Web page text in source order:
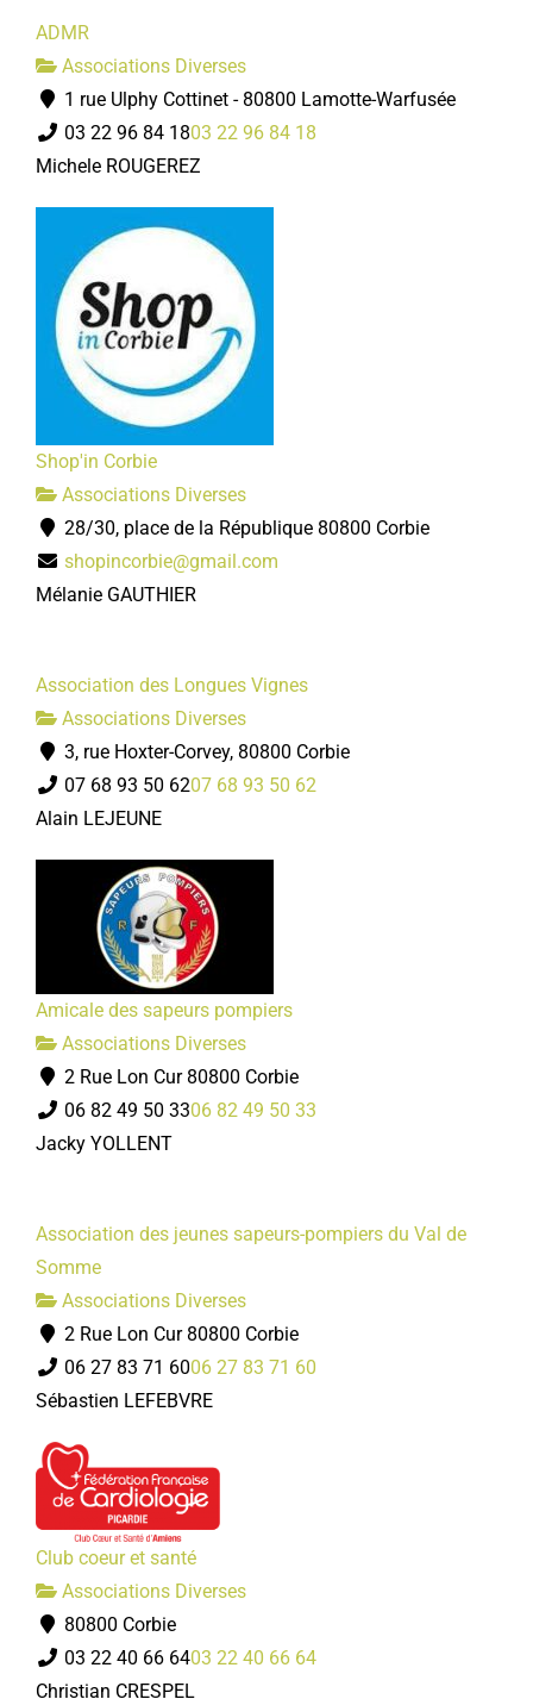
ADMR
Associations Diverses
1 rue Ulphy Cottinet - 80800 Lamotte-Warfusée
03 22 96 84 1803 22 96 84 18
Michele ROUGEREZ
Shop'in Corbie
Associations Diverses
28/30, place de la République 80800 Corbie
shopincorbie@gmail.com
Mélanie GAUTHIER
Association des Longues Vignes
Associations Diverses
3, rue Hoxter-Corvey, 80800 Corbie
07 68 93 50 6207 68 93 50 62
Alain LEJEUNE
Amicale des sapeurs pompiers
Associations Diverses
2 Rue Lon Cur 80800 Corbie
06 82 49 50 3306 82 49 50 33
Jacky YOLLENT
Association des jeunes sapeurs-pompiers du Val de
Somme
Associations Diverses
2 Rue Lon Cur 80800 Corbie
06 27 83 71 6006 27 83 71 60
Sébastien LEFEBVRE
Club coeur et santé
Associations Diverses
80800 Corbie
03 22 40 66 6403 22 40 66 64
Christian CRESPEL